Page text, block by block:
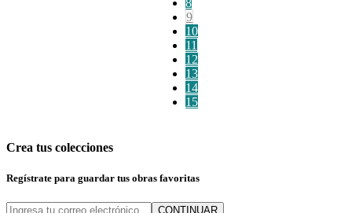
8
9
10
11
12
13
14
15
Crea tus colecciones
Regístrate para guardar tus obras favoritas
CONTINUAR